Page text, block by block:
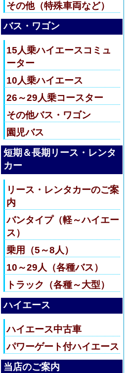
その他（特殊車両など）
バス・ワゴン
15人乗ハイエースコミュ
ーター
10人乗ハイエース
26～29人乗コースター
その他バス・ワゴン
園児バス
短期＆長期リース・レンタ
カー
リース・レンタカーのご案
内
バンタイプ（軽～ハイエー
ス）
乗用（5～8人）
10～29人（各種バス）
トラック（各種～大型）
ハイエース
ハイエース中古車
パワーゲート付ハイエース
当店のご案内